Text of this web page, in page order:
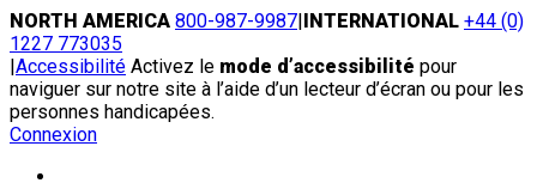
Skip
to
content
NORTH AMERICA 800-987-9987|INTERNATIONAL +44 (0)
1227 773035
|Accessibilité Activez le mode d’accessibilité pour
naviguer sur notre site à l’aide d’un lecteur d’écran ou pour les
personnes handicapées.
Connexion